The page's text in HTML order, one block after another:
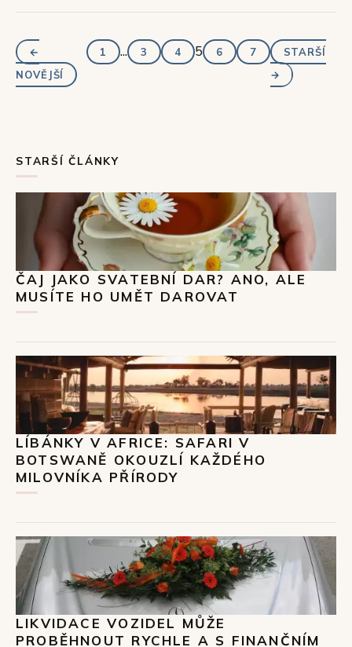
←
NOVĚJŠÍ
1 ... 3 4 5 6 7
STARŠÍ
→
STARŠÍ ČLÁNKY
ČAJ JAKO SVATEBNÍ DAR? ANO, ALE
MUSÍTE HO UMĚT DAROVAT
LÍBÁNKY V AFRICE: SAFARI V
BOTSWANĚ OKOUZLÍ KAŽDÉHO
MILOVNÍKA PŘÍRODY
LIKVIDACE VOZIDEL MŮŽE
PROBĚHNOUT RYCHLE A S FINANČNÍM